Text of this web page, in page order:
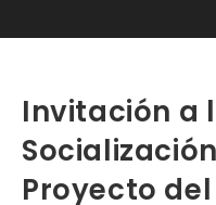
Invitación a
Proyecto